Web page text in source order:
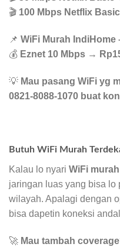
🎬 100 Mbps Netflix
📌 WiFi Murah IndiHome
💰 Eznet 10 Mbps →
💡 Mau pasang WiFi yg
0821-8088-1070 buat
Butuh WiFi Murah
Kalau lo nyari WiFi
jaringan luas yang bisa lo
wilayah. Apalagi dengan
bisa dapetin koneksi
🚀 Mau tambah